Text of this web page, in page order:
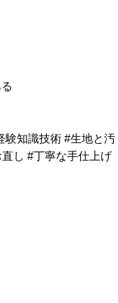
験知識技術 #生地と汚
し #丁寧な手仕上げ